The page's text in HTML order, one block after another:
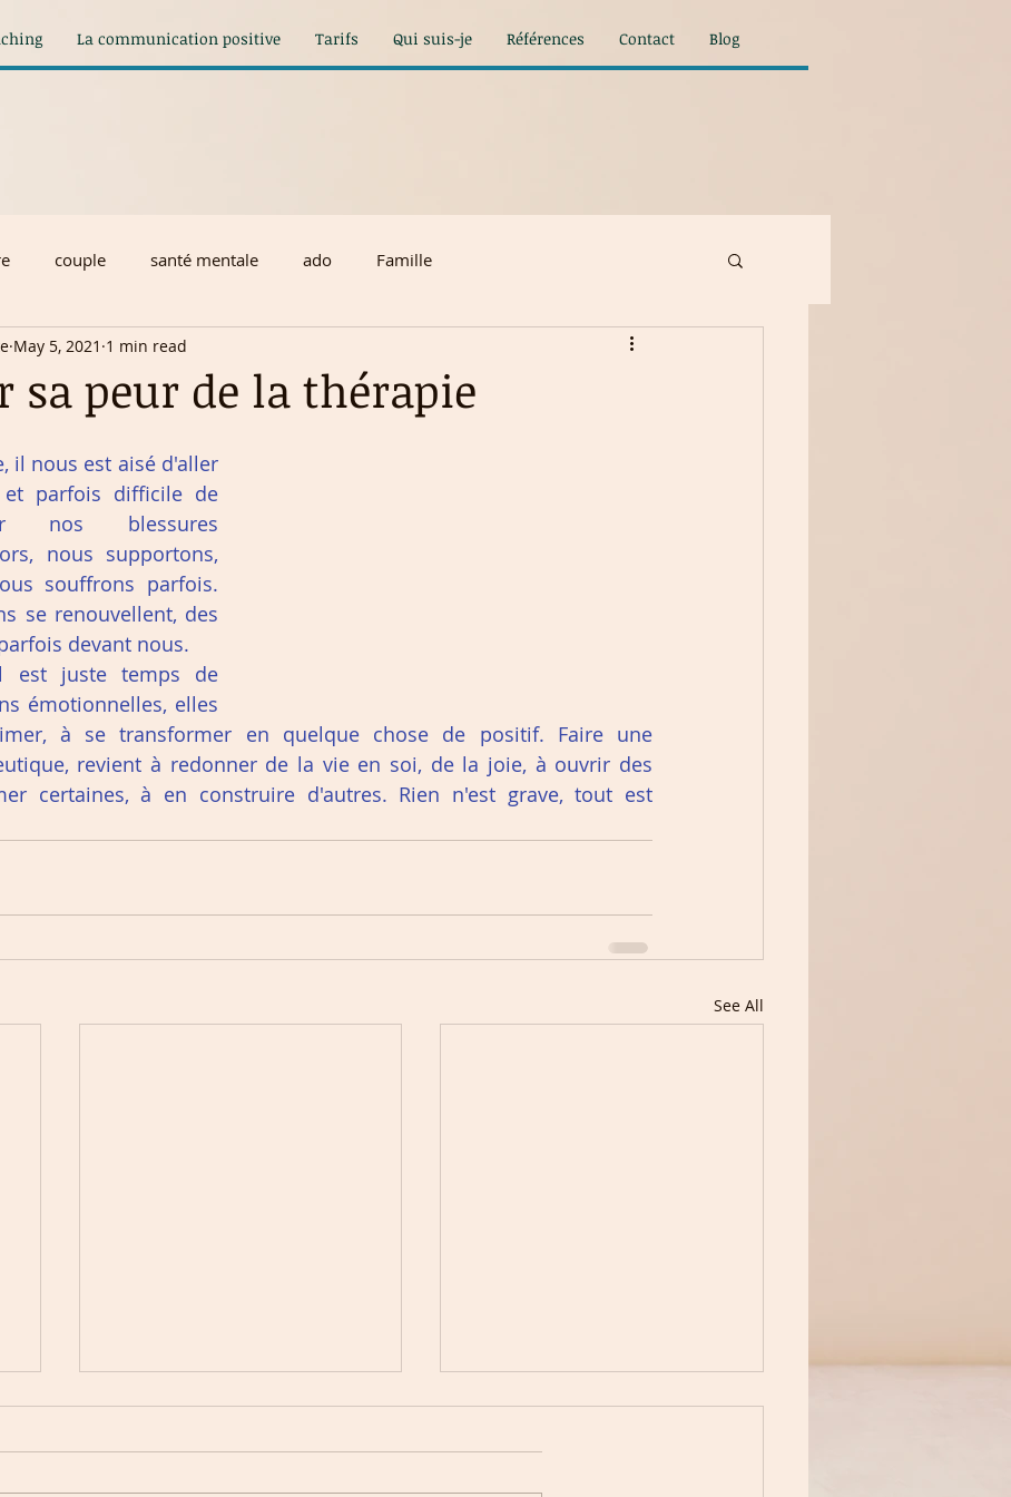
La communication positive Tarifs Qui suis-je Références Contact Blog
couple santé mentale ado Famille
sa peur de la thérapie
May 5, 2021 1 min read
il nous est aisé d'aller
parfois difficile de
nos blessures
nous supportons,
souffrons parfois.
se renouvellent, des
devant nous.
est juste temps de
émotionnelles, elles
à se transformer en quelque chose de positif. Faire une
revient à redonner de la vie en soi, de la joie, à ouvrir des
certaines, à en construire d'autres. Rien n'est grave, tout est
See All